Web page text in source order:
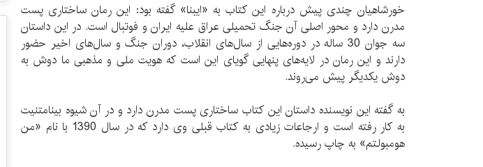
خورشاهیان چندی پیش درباره این کتاب به «ایبنا» گفته بود: این رمان ساختاری پست
مدرن دارد و محور اصلی آن جنگ تحمیلی عراق علیه ایران و فوتبال است. در این داستان
سه جوان 30 ساله در دوره‌هایی از سال‌های انقلاب، دوران جنگ و سال‌های اخیر حضور
دارند و این رمان در لایه‌های پنهایی گویای این است که هویت ملی و مذهبی ما دوش به
دوش یکدیگر پیش می‌روند.
به گفته این نویسنده داستان این کتاب ساختاری پست مدرن دارد و در آن شیوه بینامتنیت
به کار رفته است و ارجاعات زیادی به کتاب قبلی وی دارد که در سال 1390 با نام «من
هومبولتم» به چاپ رسیده.